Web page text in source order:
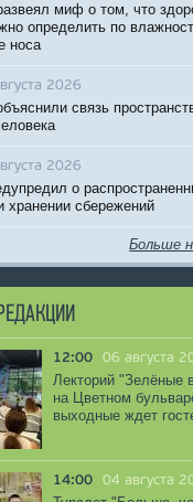
миф о том, что
определить по
носа
2026
связь
2026
о
хранении сбережений
Больше
12:00 06 августа
Лекторий "Зелёные
на Цветном
выходные ждет
14:00 04 августа